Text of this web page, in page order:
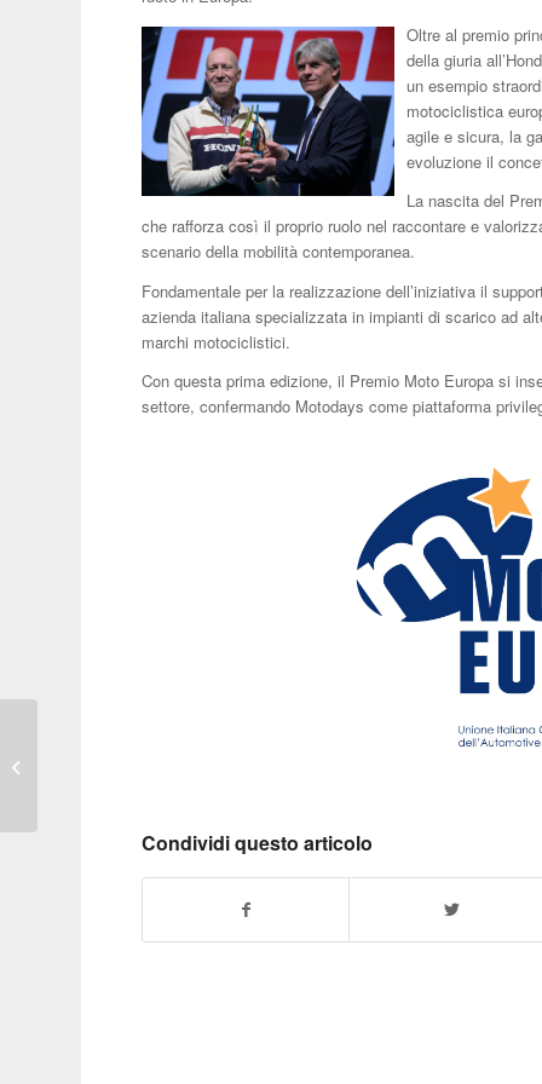
Oltre al premio
della giuria
un esempio
motociclistica
agile e sicura, la
evoluzione il
La nascita del
che rafforza così il proprio ruolo nel raccontare e
scenario della mobilità contemporanea.
Fondamentale per la realizzazione dell’iniziativa il
azienda italiana specializzata in impianti di scarico ad
marchi motociclistici.
Con questa prima edizione, il Premio Moto Europa si
settore, confermando Motodays come piattaforma
Condividi questo articolo